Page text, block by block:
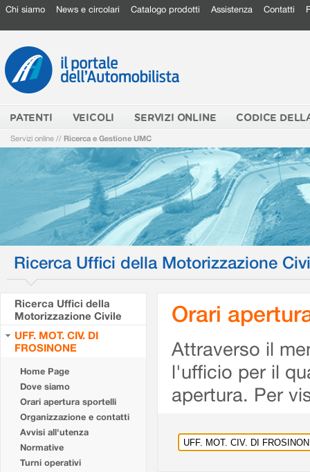
Chi siamo News e circolari Catalogo prodotti Assistenza Contatti
PATENTI VEICOLI SERVIZI ONLINE CODICE
Servizi online // Ricerca e Gestione UMC
Ricerca Uffici della Motorizzazione
Ricerca Uffici della
Motorizzazione Civile
UFF. MOT. CIV. DI
FROSINONE
Home Page
Dove siamo
Orari apertura sportelli
Organizzazione e contatti
Avvisi all'utenza
Normative
Turni operativi
Orari
Attraverso il
l'ufficio per il
apertura. Per